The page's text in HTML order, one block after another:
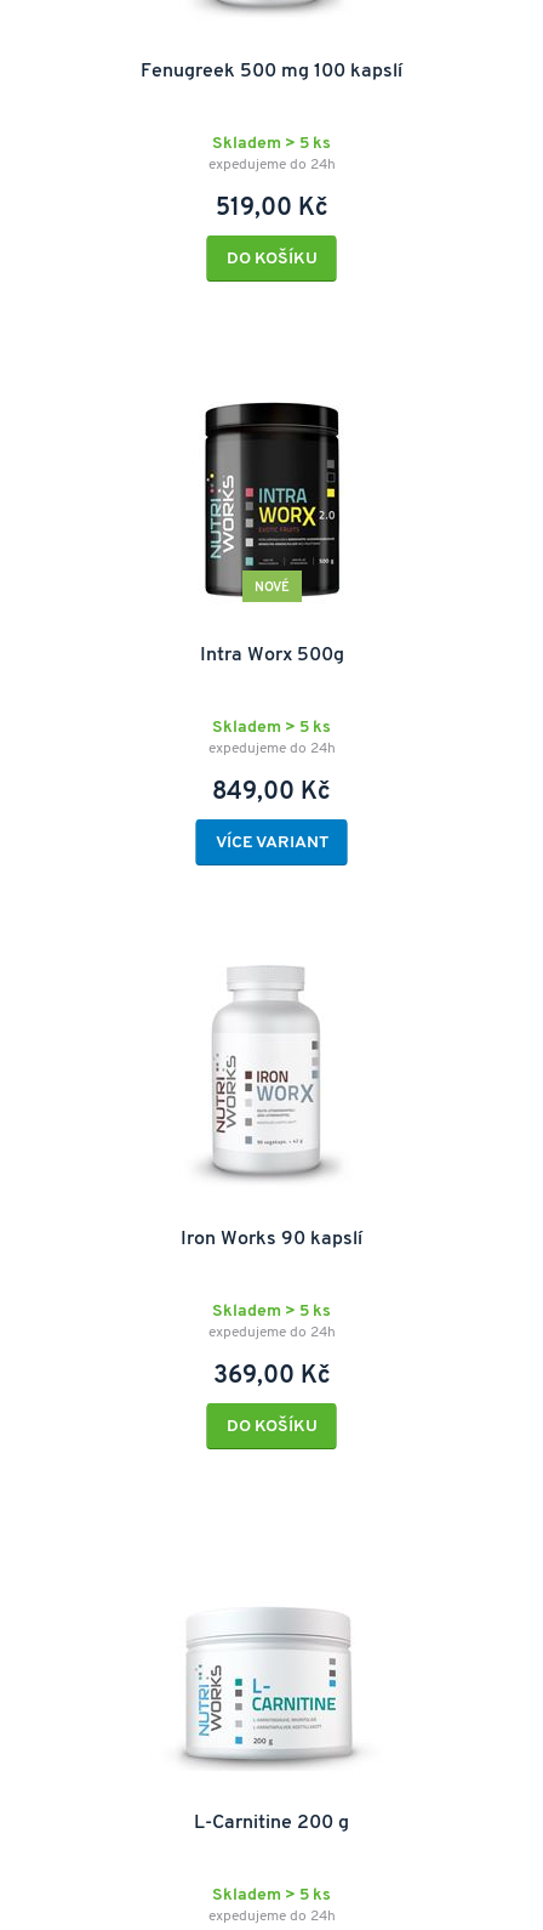
Fenugreek 500 mg 100 kapslí
Skladem > 5 ks
expedujeme do 24h
519,00 Kč
DO KOŠÍKU
NOVÉ
Intra Worx 500g
Skladem > 5 ks
expedujeme do 24h
849,00 Kč
VÍCE VARIANT
Iron Works 90 kapslí
Skladem > 5 ks
expedujeme do 24h
369,00 Kč
DO KOŠÍKU
L-Carnitine 200 g
Skladem > 5 ks
expedujeme do 24h